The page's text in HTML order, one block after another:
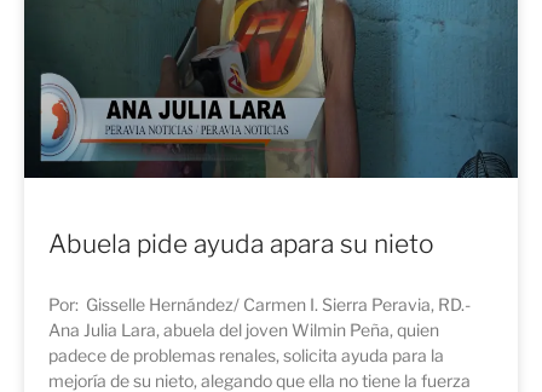
Abuela pide ayuda apara su nieto
Por: Gisselle Hernández/ Carmen I. Sierra Peravia, RD.-
Ana Julia Lara, abuela del joven Wilmin Peña, quien
padece de problemas renales, solicita ayuda para la
mejoría de su nieto, alegando que ella no tiene la fuerza